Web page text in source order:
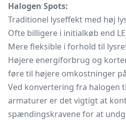
Halogen Spots:
Traditionel lyseffekt med høj
Ofte billigere i initialkøb end
Mere fleksible i forhold til
Højere energiforbrug og
føre til højere omkostninger
Ved konvertering fra halogen
armaturer er det vigtigt at
spændingskravene for at